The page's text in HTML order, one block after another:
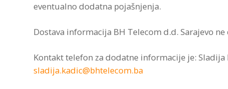
eventualno dodatna pojašnjenja.
Dostava informacija BH Telecom d.d. Sarajevo
Kontakt telefon za dodatne informacije je:
sladija.kadic@bhtelecom.ba